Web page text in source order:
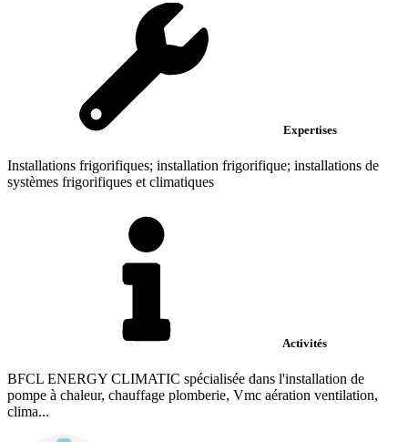
Expertises
Installations frigorifiques; installation frigorifique; installations de
systèmes frigorifiques et climatiques
Activités
BFCL ENERGY CLIMATIC spécialisée dans l'installation de
pompe à chaleur, chauffage plomberie, Vmc aération ventilation,
clima...